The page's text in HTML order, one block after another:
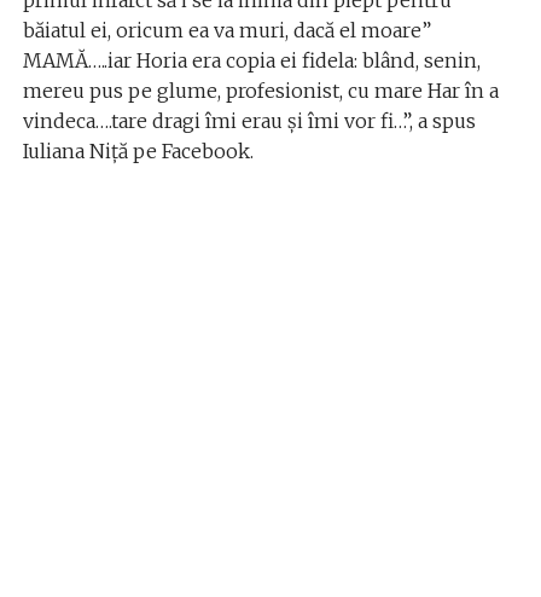
băiatul ei, oricum ea va muri, dacă el moare”
MAMĂ…..iar Horia era copia ei fidela: blând, senin,
mereu pus pe glume, profesionist, cu mare Har în a
vindeca….tare dragi îmi erau și îmi vor fi…”, a spus
Iuliana Niță pe Facebook.